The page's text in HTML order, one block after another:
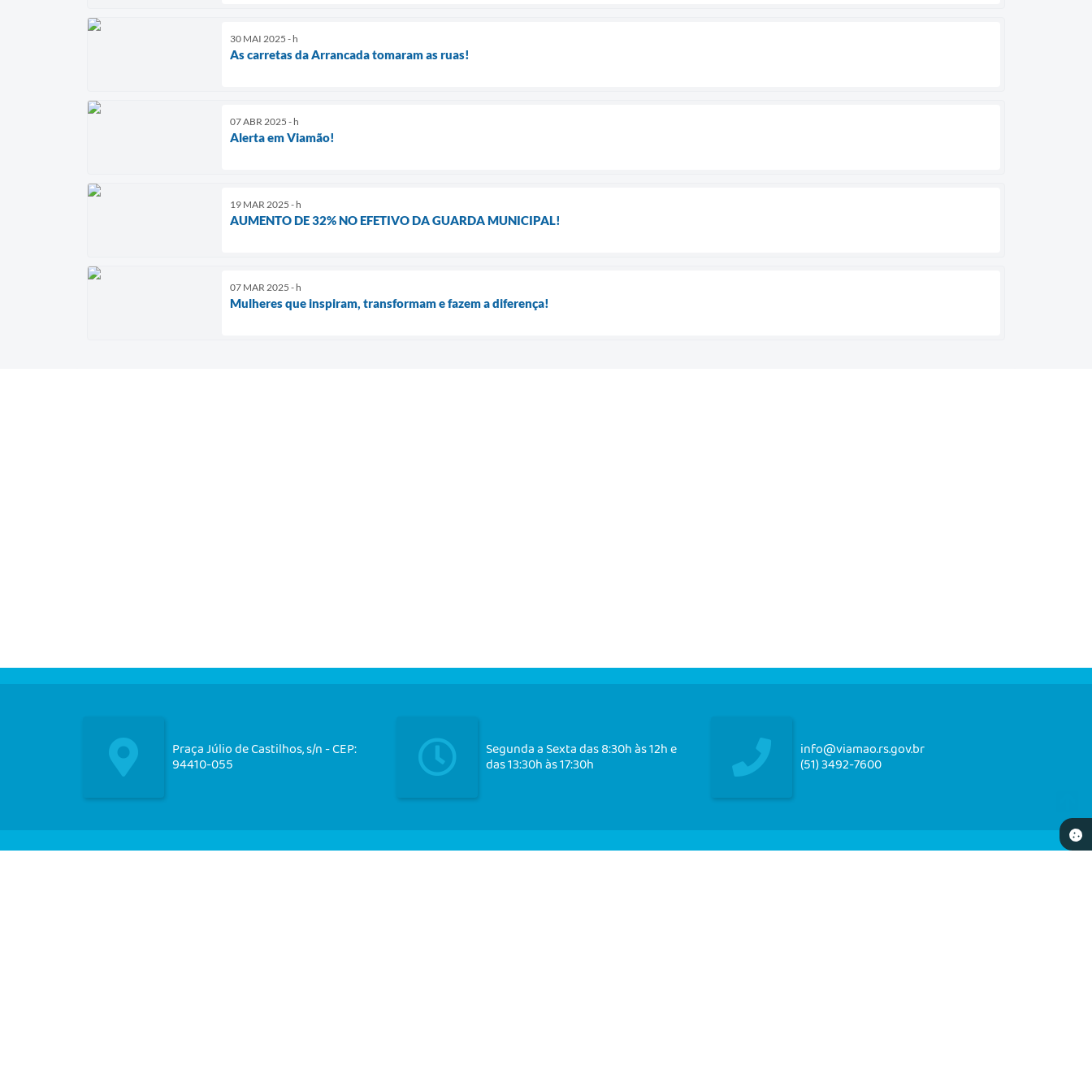
30 MAI 2025 - h
As carretas da Arrancada tomaram as ruas!
07 ABR 2025 - h
Alerta em Viamão!
19 MAR 2025 - h
AUMENTO DE 32% NO EFETIVO DA GUARDA MUNICIPAL!
07 MAR 2025 - h
Mulheres que inspiram, transformam e fazem a diferença!
Praça Júlio de Castilhos, s/n - CEP:
94410-055
Segunda a Sexta das 8:30h às 12h e
das 13:30h às 17:30h
info@viamao.rs.gov.br
(51) 3492-7600